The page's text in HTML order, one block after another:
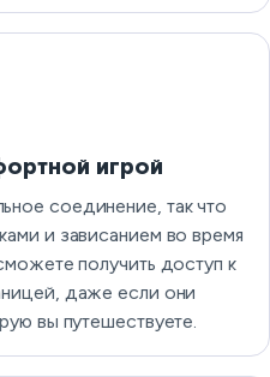
игрой
соединение, так что
и зависанием во время
получить доступ к
даже если они
вы путешествуете.